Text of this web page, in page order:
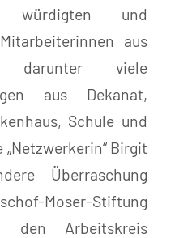
würdigten und
aus
darunter viele
aus Dekanat,
Schule und
Birgit
Überraschung
Moser-Stiftung
den Arbeitskreis